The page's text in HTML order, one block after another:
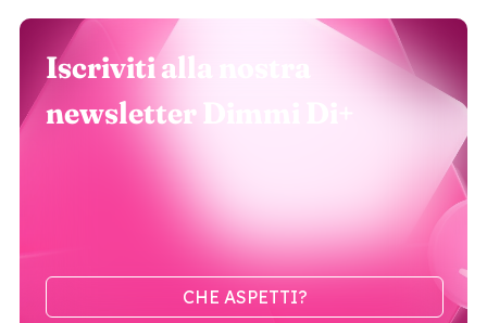
Iscriviti alla nostra
newsletter Dimmi Di+
CHE ASPETTI?